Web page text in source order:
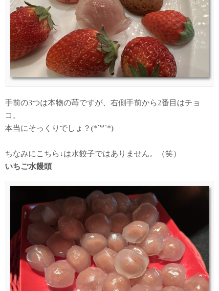
手前の3つは本物の苺ですが、右側手前から2番目はチョ
コ。
本当にそっくりでしょ？(*´꒳`*)
ちなみにこちら↓は水餃子ではありません。（笑）
いちご水饅頭